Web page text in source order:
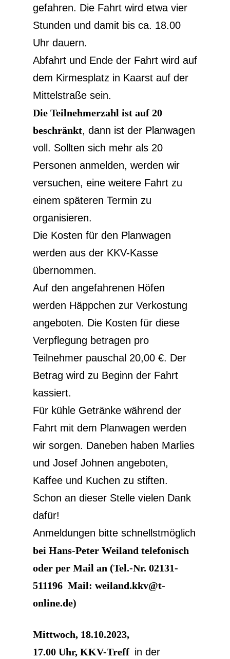
gefahren. Die Fahrt wird etwa vier
Stunden und damit bis ca. 18.00
Uhr dauern.
Abfahrt und Ende der Fahrt wird auf
dem Kirmesplatz in Kaarst auf der
Mittelstraße sein.
Die Teilnehmerzahl ist auf 20
beschränkt, dann ist der Planwagen
voll. Sollten sich mehr als 20
Personen anmelden, werden wir
versuchen, eine weitere Fahrt zu
einem späteren Termin zu
organisieren.
Die Kosten für den Planwagen
werden aus der KKV-Kasse
übernommen.
Auf den angefahrenen Höfen
werden Häppchen zur Verkostung
angeboten. Die Kosten für diese
Verpflegung betragen pro
Teilnehmer pauschal 20,00 €. Der
Betrag wird zu Beginn der Fahrt
kassiert.
Für kühle Getränke während der
Fahrt mit dem Planwagen werden
wir sorgen. Daneben haben Marlies
und Josef Johnen angeboten,
Kaffee und Kuchen zu stiften.
Schon an dieser Stelle vielen Dank
dafür!
Anmeldungen bitte schnellstmöglich
bei Hans-Peter Weiland telefonisch
oder per Mail an (Tel.-Nr. 02131-
511196 Mail: weiland.kkv@t-
online.de)
Mittwoch, 18.10.2023,
17.00 Uhr, KKV-Treff in der